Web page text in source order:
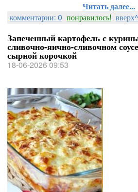
Читать далее...
комментарии: 0 понравилось! вверх^
Запеченный картофель с
сливочно-яично-сливочном
сырной корочкой
18-06-2026 09:53